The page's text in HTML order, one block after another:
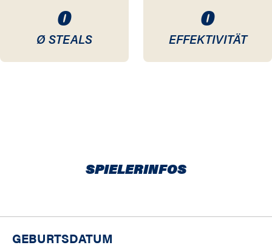
0
Ø STEALS
0
EFFEKTIVITÄT
SPIELERINFOS
GEBURTSDATUM